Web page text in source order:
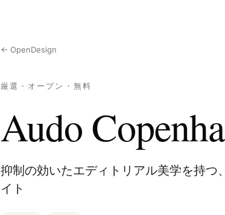
← OpenDesign
厳選・オープン・無料
Audo
抑制の効いたエディトリアル美学を持つ
イト